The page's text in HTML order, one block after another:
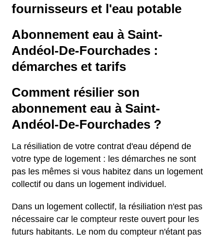
fournisseurs et l'eau potable
Abonnement eau à Saint-
Andéol-De-Fourchades :
démarches et tarifs
Comment résilier son
abonnement eau à Saint-
Andéol-De-Fourchades ?
La résiliation de votre contrat d'eau dépend de
votre type de logement : les démarches ne sont
pas les mêmes si vous habitez dans un logement
collectif ou dans un logement individuel.
Dans un logement collectif, la résiliation n'est pas
nécessaire car le compteur reste ouvert pour les
futurs habitants. Le nom du compteur n'étant pas